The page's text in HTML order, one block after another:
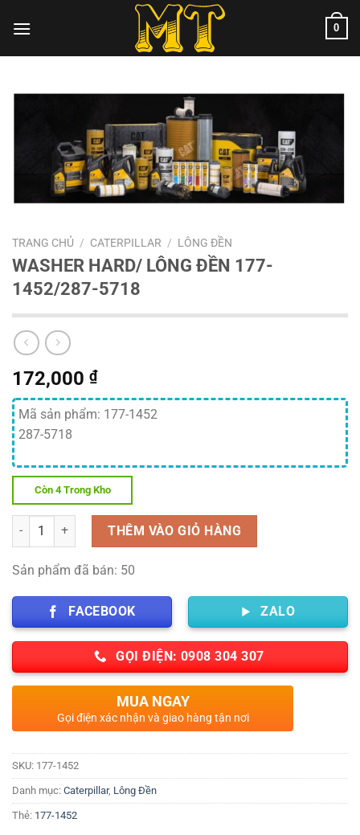
đến
0
TRANG CHỦ / CATERPILLAR / LÔNG ĐỀN
WASHER HARD/ LÔNG ĐỀN 177-
1452/287-5718
172,000 ₫
Mã sản phẩm: 177-1452
287-5718
Còn 4 Trong Kho
Số lượng THÊM VÀO GIỎ HÀNG
Sản phẩm đã bán: 50
FACEBOOK ZALO
GỌI ĐIỆN: 0908 304 307
MUA NGAY
Gọi điện xác nhận và giao hàng tận nơi
SKU: 177-1452
Danh mục: Caterpillar, Lông Đền
Thẻ: 177-1452